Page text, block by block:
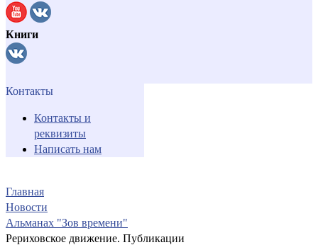
Книги
Контакты
Контакты и
реквизиты
Написать нам
Главная
Новости
Альманах "Зов времени"
Рериховское движение. Публикации